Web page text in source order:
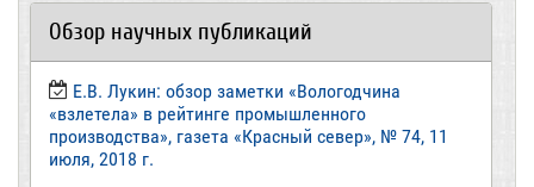
Обзор научных публикаций
Е.В. Лукин: обзор заметки «Вологодчина
«взлетела» в рейтинге промышленного
производства», газета «Красный север», № 74, 11
июля, 2018 г.